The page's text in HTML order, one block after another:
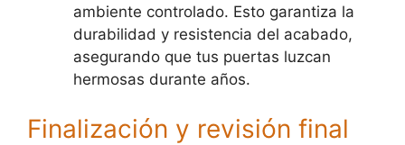
ambiente controlado. Esto garantiza la
durabilidad y resistencia del acabado,
asegurando que tus puertas luzcan
hermosas durante años.
Finalización y revisión final